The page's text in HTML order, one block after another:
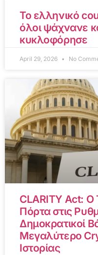
Το ελληνικό
όλοι ψάχνανε
κυκλοφόρησε
April 29, 2026 No
CLARITY Act: Ο
Πόρτα στις
Δημοκρατικοί
Μεγαλύτερο
Ιστορίας